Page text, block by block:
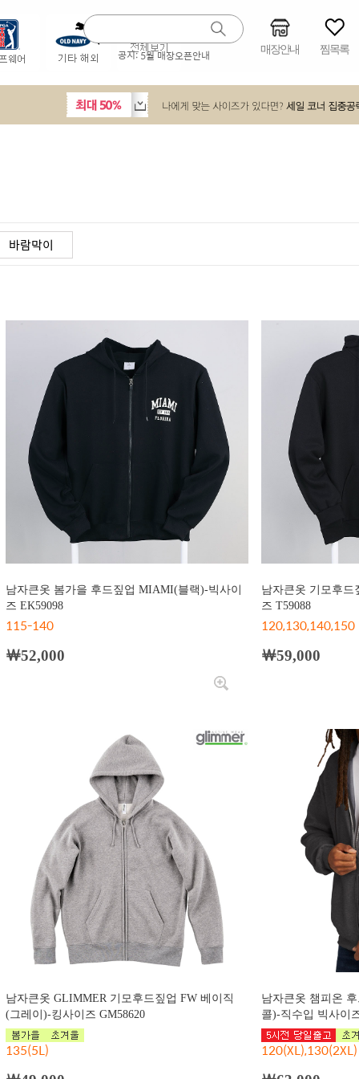
공지:5월 매장오픈안내 매장안내 찜목록
바람막이
남자큰옷 봄가을 후드짚업 MIAMI(블랙)-빅사이
즈 EK59098
115-140
￦52,000
남자큰옷 기모후드
즈 T59088
120,130,140,150
￦59,000
남자큰옷 GLIMMER 기모후드짚업 FW 베이직
(그레이)-킹사이즈 GM58620
135(5L)
남자큰옷 챔피온
콜)-직수입 빅사이
120(XL),130(2XL)